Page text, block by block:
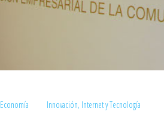
Economía Innovación, Internet y Tecnología